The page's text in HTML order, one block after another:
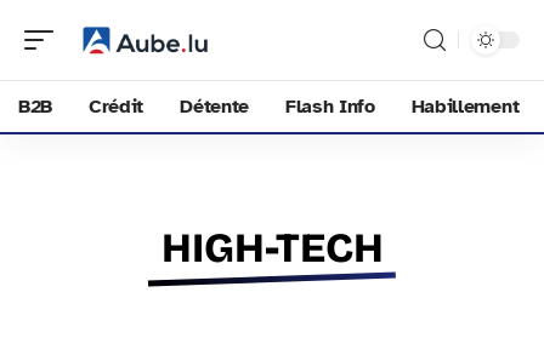
B2B Crédit Détente Flash Info Habillement
HIGH-TECH